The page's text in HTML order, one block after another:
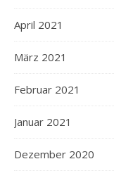
April 2021
März 2021
Februar 2021
Januar 2021
Dezember 2020